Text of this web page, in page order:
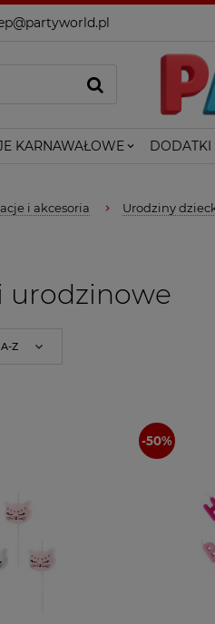
KARNAWAŁOWE DODATKI
i akcesoria Urodziny
urodzinowe
Z